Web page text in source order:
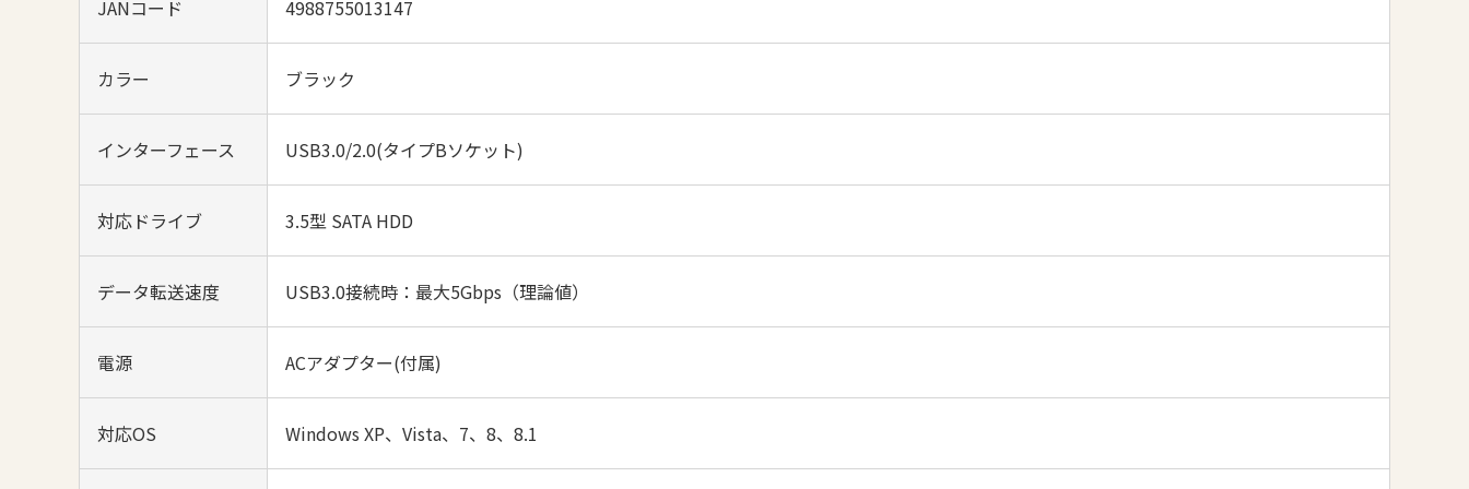
JANコード 4988755013147
カラー ブラック
インターフェース USB3.0/2.0(タイプBソケット)
対応ドライブ 3.5型 SATA HDD
データ転送速度 USB3.0接続時：最大5Gbps（理論値）
電源 ACアダプター(付属)
対応OS Windows XP、Vista、7、8、8.1